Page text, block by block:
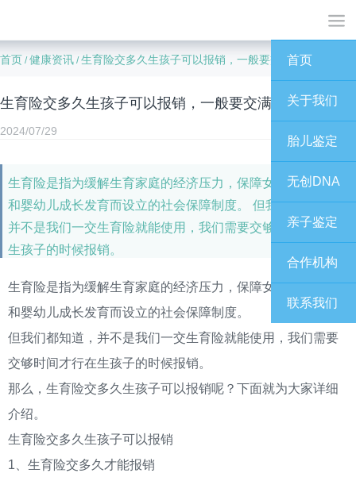
首页
关于我们
胎儿鉴定
无创DNA
亲子鉴定
合作机构
联系我们
首页 /健康资讯 /生育险交多久生孩子可以报销，一般要交满一年才可以
生育险交多久生孩子可以报销，一般要交满一年才可以
2024/07/29
生育险是指为缓解生育家庭的经济压力，保障女性生育健康
和婴幼儿成长发育而设立的社会保障制度。 但我们都知道，
并不是我们一交生育险就能使用，我们需要交够时间才行在
生孩子的时候报销。
生育险是指为缓解生育家庭的经济压力，保障女性生育健康
和婴幼儿成长发育而设立的社会保障制度。
但我们都知道，并不是我们一交生育险就能使用，我们需要
交够时间才行在生孩子的时候报销。
那么，生育险交多久生孩子可以报销呢？下面就为大家详细
介绍。
生育险交多久生孩子可以报销
1、生育险交多久才能报销